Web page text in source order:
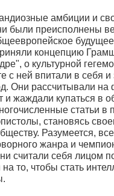
амбиции и
были преисполнены
концепцию
о культурной
с ней впитали в себя
Они рассчитывали на
и жаждали купаться в
статьи в
становясь
Разумеется,
жанра и
считали себя лицом
то, чтобы стать